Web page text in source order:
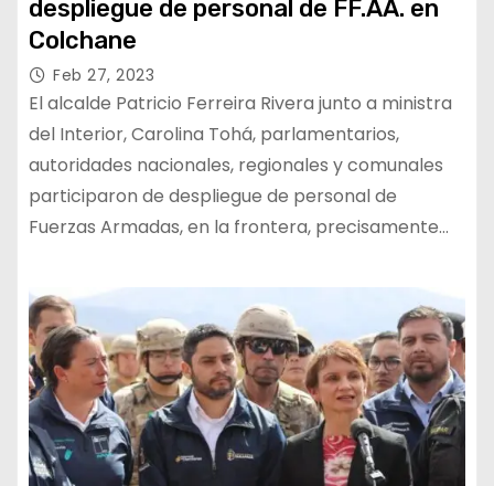
despliegue de personal de FF.AA. en
Colchane
Feb 27, 2023
El alcalde Patricio Ferreira Rivera junto a ministra
del Interior, Carolina Tohá, parlamentarios,
autoridades nacionales, regionales y comunales
participaron de despliegue de personal de
Fuerzas Armadas, en la frontera, precisamente…